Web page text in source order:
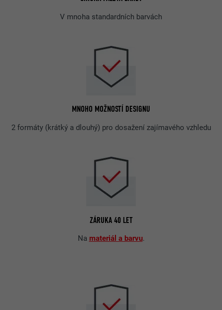
V mnoha standardních barvách
MNOHO MOŽNOSTÍ DESIGNU
2 formáty (krátký a dlouhý) pro dosažení zajímavého vzhledu
ZÁRUKA 40 LET
Na materiál a barvu.